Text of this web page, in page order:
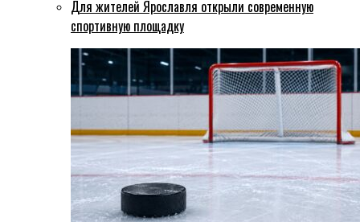
Для жителей Ярославля открыли современную
спортивную площадку